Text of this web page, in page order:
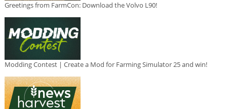
Greetings from FarmCon: Download the Volvo L90!
Modding Contest | Create a Mod for Farming Simulator 25 and win!